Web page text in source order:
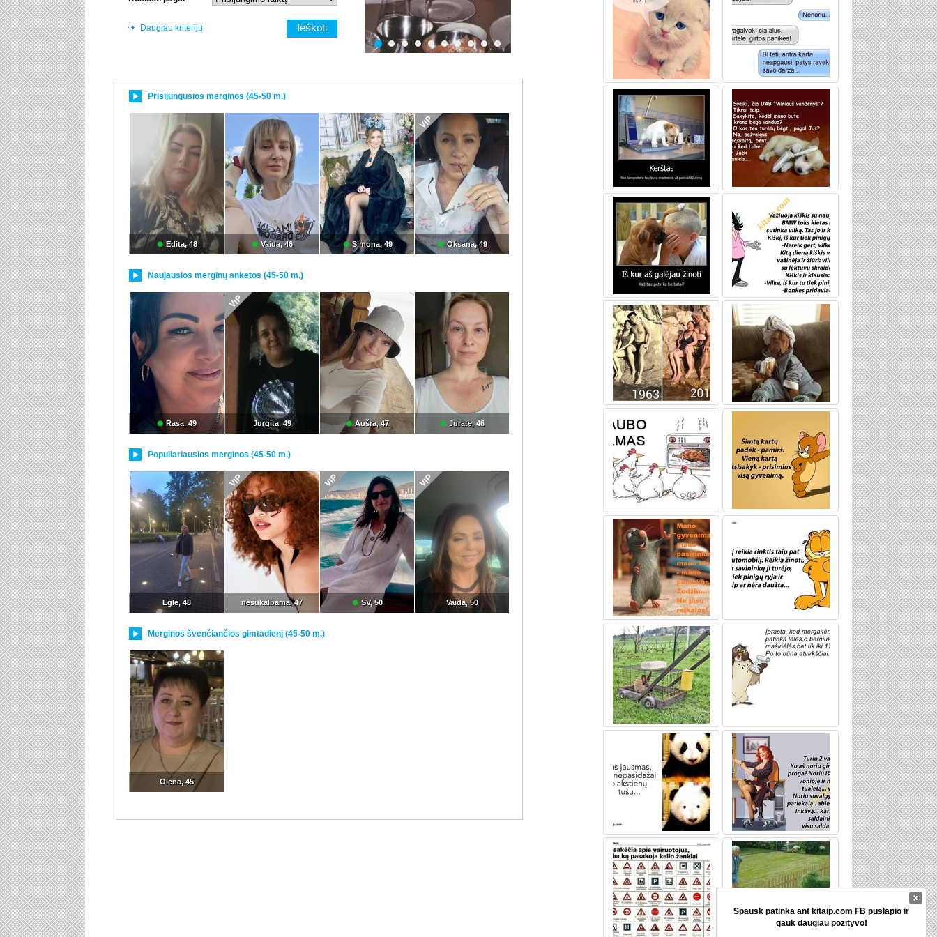
Spausk patinka ant kitaip.com FB puslapio ir
gauk daugiau pozityvo!